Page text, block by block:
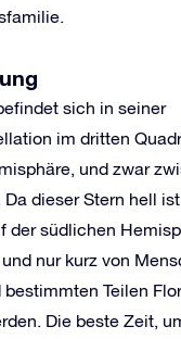
sich in seiner
im dritten
und zwar
Da dieser Stern hell
der südlichen
nur kurz von
bestimmten Teilen
Die beste Zeit,